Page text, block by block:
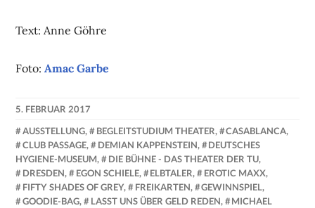
Text: Anne Göhre
Foto:Amac Garbe
5. FEBRUAR 2017
NADINE
FAUST
AUSSTELLUNG, BEGLEITSTUDIUM THEATER, CASABLANCA,
CLUB PASSAGE, DEMIAN KAPPENSTEIN,
DEUTSCHES
HYGIENE-MUSEUM, DIE BÜHNE - DAS THEATER DER TU,
DRESDEN, EGON SCHIELE, ELBTALER, EROTIC MAXX,
FIFTY SHADES OF GREY, FREIKARTEN, GEWINNSPIEL,
GOODIE-BAG, LASST UNS ÜBER GELD REDEN,
MICHAEL